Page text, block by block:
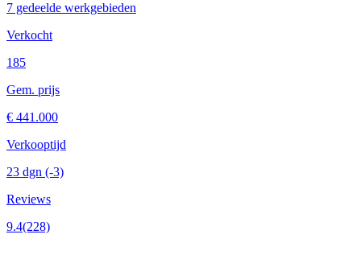
7 gedeelde werkgebieden
Verkocht
185
Gem. prijs
€ 441.000
Verkooptijd
23 dgn (-3)
Reviews
9.4(228)